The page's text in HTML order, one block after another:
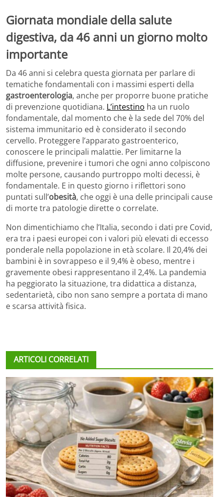
Giornata mondiale della salute
digestiva, da 46 anni un giorno molto
importante
Da 46 anni si celebra questa giornata per parlare di
tematiche fondamentali con i massimi esperti della
gastroenterologia, anche per proporre buone pratiche
di prevenzione quotidiana. L’intestino ha un ruolo
fondamentale, dal momento che è la sede del 70% del
sistema immunitario ed è considerato il secondo
cervello. Proteggere l’apparato gastroenterico,
conoscere le principali malattie. Per limitarne la
diffusione, prevenire i tumori che ogni anno colpiscono
molte persone, causando purtroppo molti decessi, è
fondamentale. E in questo giorno i riflettori sono
puntati sull’obesità, che oggi è una delle principali cause
di morte tra patologie dirette o correlate.
Non dimentichiamo che l’Italia, secondo i dati pre Covid,
era tra i paesi europei con i valori più elevati di eccesso
ponderale nella popolazione in età scolare. Il 20,4% dei
bambini è in sovrappeso e il 9,4% è obeso, mentre i
gravemente obesi rappresentano il 2,4%. La pandemia
ha peggiorato la situazione, tra didattica a distanza,
sedentarietà, cibo non sano sempre a portata di mano
e scarsa attività fisica.
ARTICOLI CORRELATI